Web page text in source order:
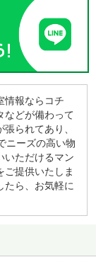
情報ならコチ
などが備わって
られてあり、
ニーズの高い物
いただけるマン
ご提供いたしま
たら、お気軽に